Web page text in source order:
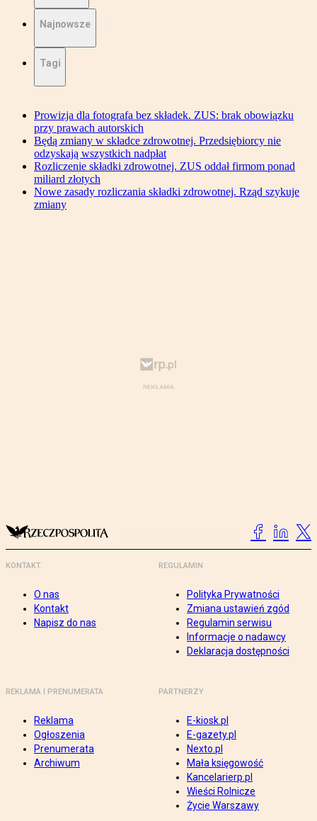
Najnowsze
Tagi
Prowizja dla fotografa bez składek. ZUS: brak obowiązku
przy prawach autorskich
Będą zmiany w składce zdrowotnej. Przedsiębiorcy nie
odzyskają wszystkich nadpłat
Rozliczenie składki zdrowotnej. ZUS oddał firmom ponad
miliard złotych
Nowe zasady rozliczania składki zdrowotnej. Rząd szykuje
zmiany
KONTAKT
O nas
Kontakt
Napisz do nas
REGULAMIN
Polityka Prywatności
Zmiana ustawień zgód
Regulamin serwisu
Informacje o nadawcy
Deklaracja dostępności
REKLAMA I PRENUMERATA
Reklama
Ogłoszenia
Prenumerata
Archiwum
PARTNERZY
E-kiosk.pl
E-gazety.pl
Nexto.pl
Mała księgowość
Kancelarierp.pl
Wieści Rolnicze
Życie Warszawy